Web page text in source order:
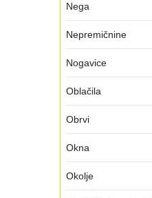
Nega
Nepremičnine
Nogavice
Oblačila
Obrvi
Okna
Okolje